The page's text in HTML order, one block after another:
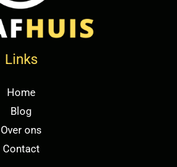
Links
Home
Blog
Over ons
Contact